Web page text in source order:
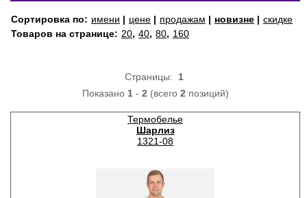
Сортировка по: имени | цене | продажам | новизне | скидке
Товаров на странице: 20, 40, 80, 160
Страницы: 1
Показано 1- 2 (всего 2 позиций)
Термобелье
Шарлиз
1321-08